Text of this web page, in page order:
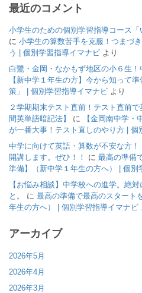
最近のコメント
小学生のための個別学習指導コース
に 小学生の算数苦手を克服！つまづ
う | 個別学習指導イマナビ より
白鷺・金岡・なかもず地区の小６生！
【新中学１年生の方】今から知って
策」 | 個別学習指導イマナビ より
２学期期末テスト直前！テスト直前
間英単語暗記法】
に
【金岡南中学
が一番大事！テスト直しのやり方 | 個
中学に向けて英語・算数が不安な方
開講します。ぜひ！！
に 最高の準備
準備】（新中学１年生の方へ） | 個別
【お悩み相談】中学校への進学。絶
と。
に 最高の準備で最高のスタート
年生の方へ） | 個別学習指導イマナビ
アーカイブ
2026年5月
2026年4月
2026年3月